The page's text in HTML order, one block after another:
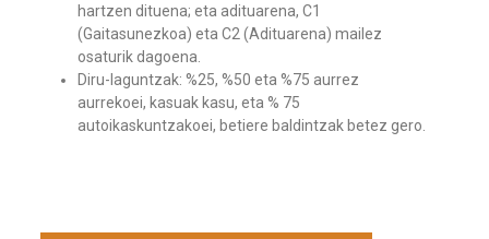
hartzen dituena; eta adituarena, C1
(Gaitasunezkoa) eta C2 (Adituarena) mailez
osaturik dagoena.
Diru-laguntzak: %25, %50 eta %75 aurrez
aurrekoei, kasuak kasu, eta % 75
autoikaskuntzakoei, betiere baldintzak betez gero.